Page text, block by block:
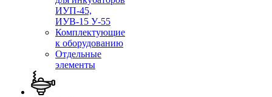
ИУП-45,
ИУВ-15 У-55
Комплектующие
к оборудованию
Отдельные
элементы